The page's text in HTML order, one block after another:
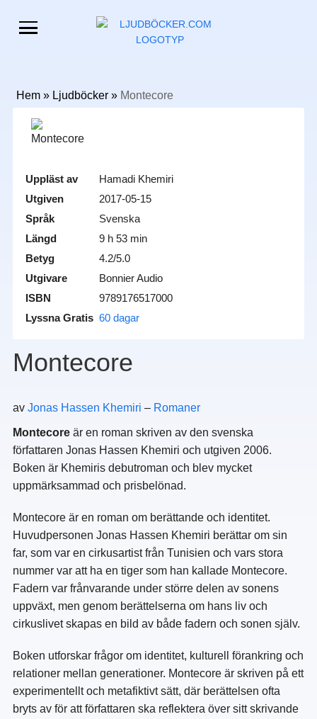
Hem» Ljudböcker» Montecore
Uppläst av
Hamadi Khemiri
Utgiven
2017-05-15
Språk
Svenska
Längd
9 h 53 min
Betyg
4.2/5.0
Utgivare
Bonnier Audio
ISBN
9789176517000
Lyssna Gratis 60 dagar
Montecore
av Jonas Hassen Khemiri – Romaner
Montecoreär en roman skriven av den svenska
författaren Jonas Hassen Khemiri och utgiven 2006.
Boken är Khemiris debutroman och blev mycket
uppmärksammad och prisbelönad.
Montecore är en roman om berättande och identitet.
Huvudpersonen Jonas Hassen Khemiri berättar om sin
far, som var en cirkusartist från Tunisien och vars stora
nummer var att ha en tiger som han kallade Montecore.
Fadern var frånvarande under större delen av sonens
uppväxt, men genom berättelserna om hans liv och
cirkuslivet skapas en bild av både fadern och sonen själv.
Boken utforskar frågor om identitet, kulturell förankring och
relationer mellan generationer. Montecore är skriven på ett
experimentellt och metafiktivt sätt, där berättelsen ofta
bryts av för att författaren ska reflektera över sitt skrivande